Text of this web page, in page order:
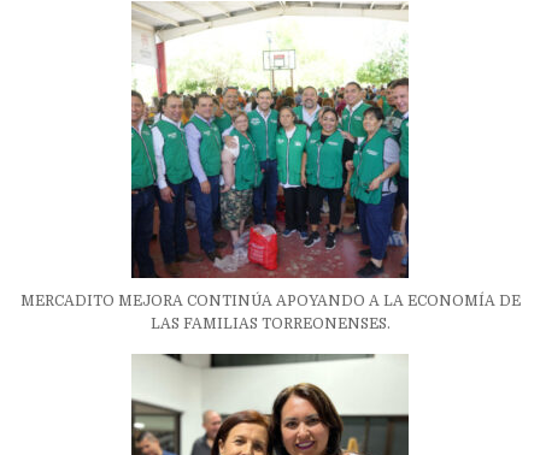
MERCADITO MEJORA CONTINÚA APOYANDO A LA ECONOMÍA DE
LAS FAMILIAS TORREONENSES.